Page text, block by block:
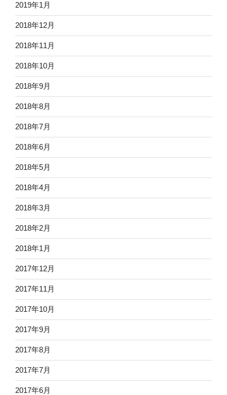
2019年1月
2018年12月
2018年11月
2018年10月
2018年9月
2018年8月
2018年7月
2018年6月
2018年5月
2018年4月
2018年3月
2018年2月
2018年1月
2017年12月
2017年11月
2017年10月
2017年9月
2017年8月
2017年7月
2017年6月